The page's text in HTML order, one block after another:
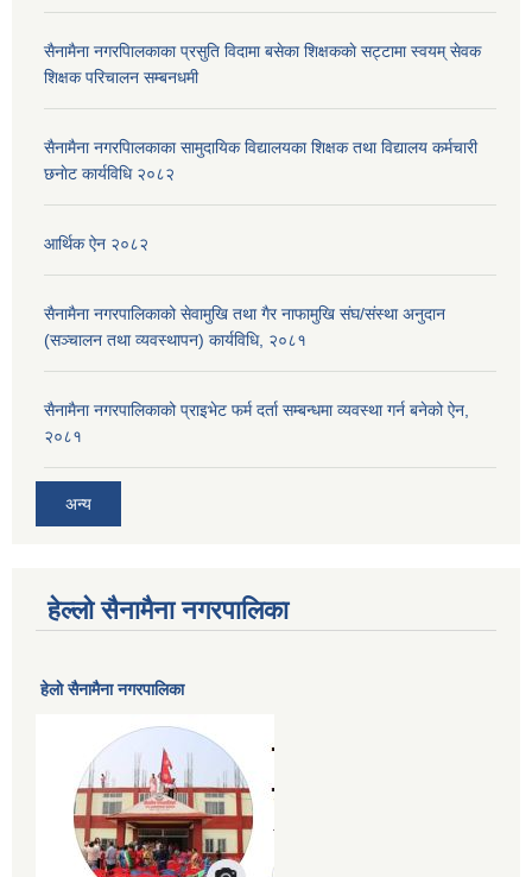
सैनामैना नगरपािलकाका प्रसुति विदामा बसेका शिक्षककाे सट्टामा स्वयम् सेवक
शिक्षक परिचालन सम्बनधमी
सैनामैना नगरपािलकाका सामुदायिक विद्यालयका शिक्षक तथा विद्यालय कर्मचारी
छनाेट कार्यविधि २०८२
आर्थिक ऐन २०८२
सैनामैना नगरपालिकाको सेवामुखि तथा गैर नाफामुखि संघ/संस्था अनुदान
(सञ्चालन तथा व्यवस्थापन) कार्यविधि, २०८१
सैनामैना नगरपालिकाको प्राइभेट फर्म दर्ता सम्बन्धमा व्यवस्था गर्न बनेको ऐन,
२०८१
अन्य
हेल्लो सैनामैना नगरपालिका
हेलाे सैनामैना नगरपालिका